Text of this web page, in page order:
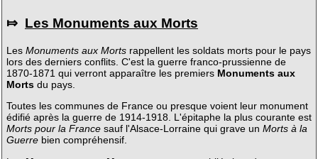
⤇ Les Monuments aux Morts
Les Monuments aux Mortsrappellent les soldats morts pour le pays
lors des derniers conflits. C'est la guerre franco-prussienne de
1870-1871 qui verront apparaître les premiers Monuments aux
Mortsdu pays.
Toutes les communes de France ou presque voient leur monument
édifié après la guerre de 1914-1918. L'épitaphe la plus courante est
Morts pour la Francesauf l'Alsace-Lorraine qui grave un Morts à la
Guerrebien compréhensif.